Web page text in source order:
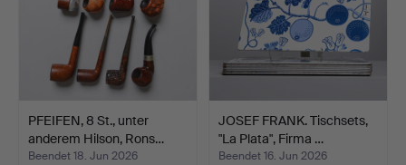
PFEIFEN, 8 St., unter
anderem Hilson, Rons…
Beendet 18. Jun 2026
JOSEF FRANK. Tischsets,
"La Plata", Firma …
Beendet 16. Jun 2026